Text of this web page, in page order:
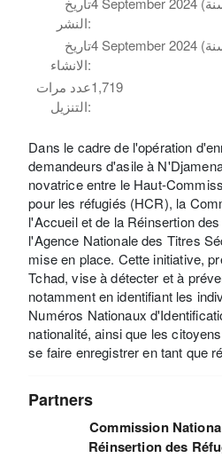
النشر:
تاريخ
الانشاء:
عدد مرات
التنزيل:
1,719
Dans le cadre de l'opération
demandeurs d'asile à
novatrice entre le Haut-
pour les réfugiés (HCR), la
l'Accueil et de la Réinsertion
l'Agence Nationale des Titres
mise en place. Cette initiative,
Tchad, vise à détecter et à
notamment en identifiant les
Numéros Nationaux
nationalité, ainsi que les
se faire enregistrer en tant que
Partners
Commission
Réinsertion des